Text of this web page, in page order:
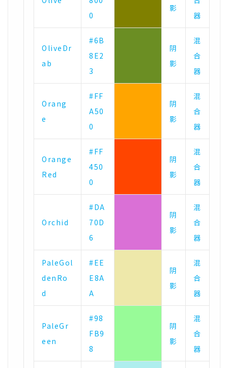
0
影
器
OliveDr
ab
#6B
8E2
3
阴
影
混
合
器
Orang
e
#FF
A50
0
阴
影
混
合
器
Orange
Red
#FF
450
0
阴
影
混
合
器
Orchid
#DA
70D
6
阴
影
混
合
器
PaleGol
denRo
d
#EE
E8A
A
阴
影
混
合
器
PaleGr
een
#98
FB9
8
阴
影
混
合
器